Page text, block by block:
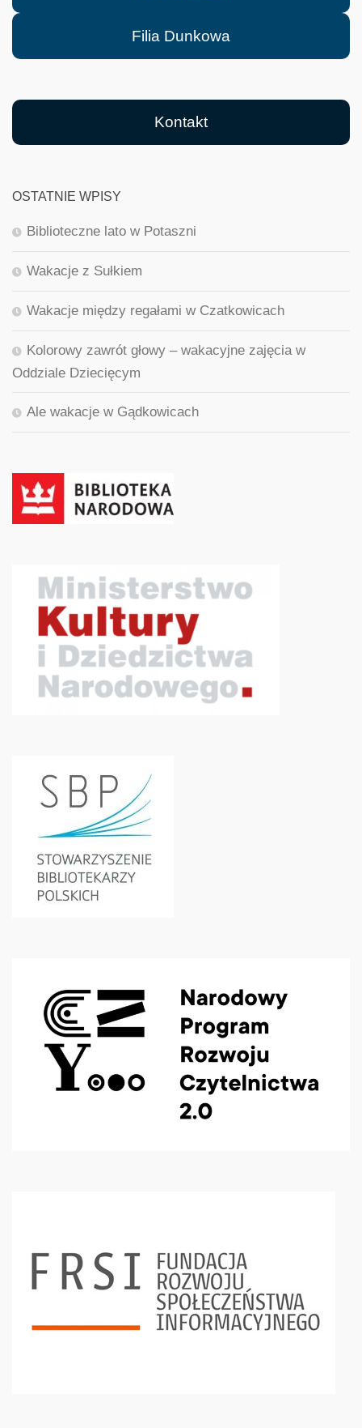
Filia Dunkowa
Kontakt
OSTATNIE WPISY
Biblioteczne lato w Potaszni
Wakacje z Sułkiem
Wakacje między regałami w Czatkowicach
Kolorowy zawrót głowy – wakacyjne zajęcia w
Oddziale Dziecięcym
Ale wakacje w Gądkowicach